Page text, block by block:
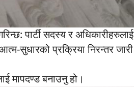
पार्टी सदस्य र अधिकारीहरुलाई
सुधारको प्रक्रिया निरन्तर जारी
मापदण्ड बनाउनु हो।